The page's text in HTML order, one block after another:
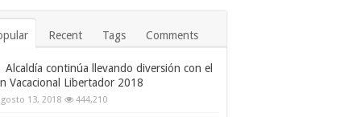
Recent Tags Comments
Alcaldía continúa llevando diversión con el
Vacacional Libertador 2018
13, 2018 444,210